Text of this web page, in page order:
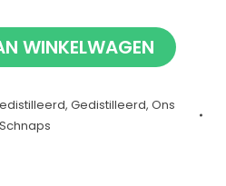
WINKELWAGEN
, Gedistilleerd, Ons
Schnaps